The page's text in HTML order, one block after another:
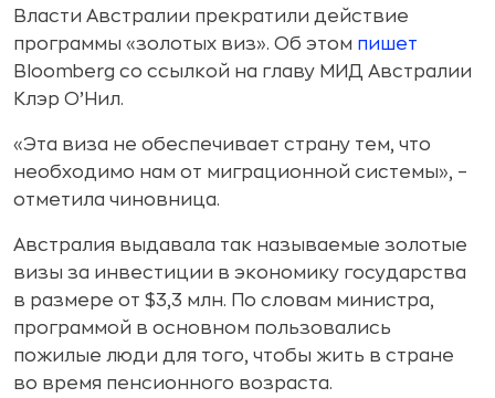
Власти Австралии прекратили действие
программы «золотых виз». Об этом пишет
Bloomberg со ссылкой на главу МИД Австралии
Клэр О’Нил.
«Эта виза не обеспечивает страну тем, что
необходимо нам от миграционной системы», –
отметила чиновница.
Австралия выдавала так называемые золотые
визы за инвестиции в экономику государства
в размере от $3,3 млн. По словам министра,
программой в основном пользовались
пожилые люди для того, чтобы жить в стране
во время пенсионного возраста.